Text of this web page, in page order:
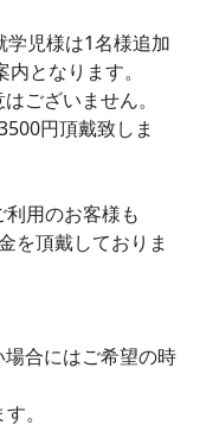
学児様は1名様追加
となります。
ございません。
円頂戴致しま
用のお客様も
を頂戴しておりま
合にはご希望の時
。